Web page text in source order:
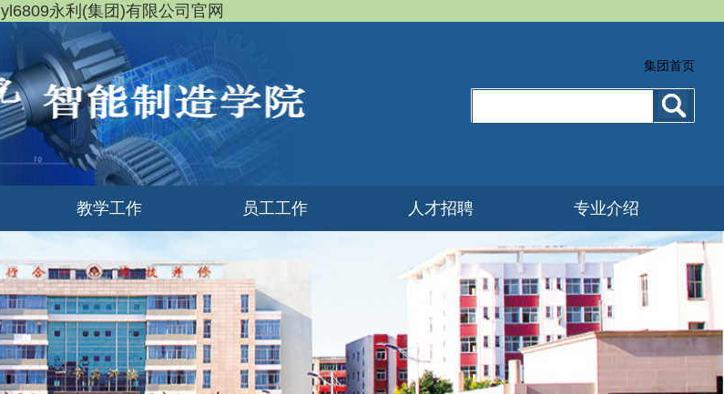
yl6809永利(集团)有限公司官网
集团首页
教学工作 员工工作 人才招聘 专业介绍